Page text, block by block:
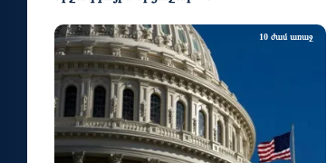
10 ժամ առաջ